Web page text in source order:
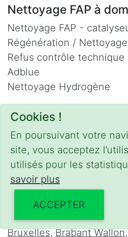
Cookies !
En poursuivant votre
site, vous acceptez
utilisés pour les
savoir plus
ACCEPTER
Nettoyage FAP à
Nettoyage FAP -
Régénération / Nettoyage
Refus contrôle technique
Adblue
Nettoyage Hydrogène
Contact
Email :
Décalaminage &
domicile
les régions suivantes :
Bruxelles,Brabant Wallon